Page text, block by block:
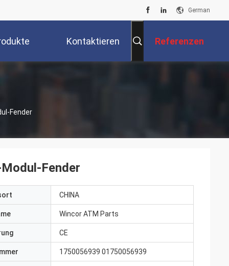
German
Kontaktieren Referenzen
Fender
Fender
CHINA
Wincor ATM Parts
CE
1750056939 01750056939